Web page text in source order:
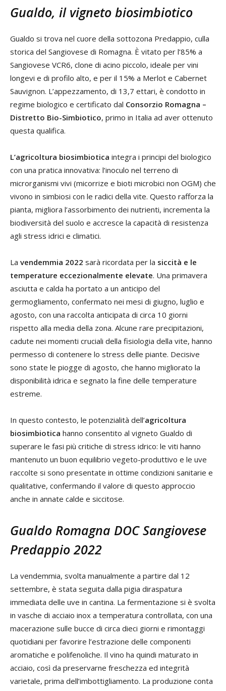
Gualdo, il vigneto biosimbiotico
Gualdo si trova nel cuore della sottozona Predappio, culla
storica del Sangiovese di Romagna. È vitato per l’85% a
Sangiovese VCR6, clone di acino piccolo, ideale per vini
longevi e di profilo alto, e per il 15% a Merlot e Cabernet
Sauvignon. L’appezzamento, di 13,7 ettari, è condotto in
regime biologico e certificato dal Consorzio Romagna –
Distretto Bio-Simbiotico, primo in Italia ad aver ottenuto
questa qualifica.
L’agricoltura biosimbiotica integra i principi del biologico
con una pratica innovativa: l’inoculo nel terreno di
microrganismi vivi (micorrize e bioti microbici non OGM) che
vivono in simbiosi con le radici della vite. Questo rafforza la
pianta, migliora l’assorbimento dei nutrienti, incrementa la
biodiversità del suolo e accresce la capacità di resistenza
agli stress idrici e climatici.
La vendemmia 2022 sarà ricordata per la siccità e le
temperature eccezionalmente elevate. Una primavera
asciutta e calda ha portato a un anticipo del
germogliamento, confermato nei mesi di giugno, luglio e
agosto, con una raccolta anticipata di circa 10 giorni
rispetto alla media della zona. Alcune rare precipitazioni,
cadute nei momenti cruciali della fisiologia della vite, hanno
permesso di contenere lo stress delle piante. Decisive
sono state le piogge di agosto, che hanno migliorato la
disponibilità idrica e segnato la fine delle temperature
estreme.
In questo contesto, le potenzialità dell’agricoltura
biosimbiotica hanno consentito al vigneto Gualdo di
superare le fasi più critiche di stress idrico: le viti hanno
mantenuto un buon equilibrio vegeto-produttivo e le uve
raccolte si sono presentate in ottime condizioni sanitarie e
qualitative, confermando il valore di questo approccio
anche in annate calde e siccitose.
Gualdo Romagna DOC Sangiovese
Predappio 2022
La vendemmia, svolta manualmente a partire dal 12
settembre, è stata seguita dalla pigia diraspatura
immediata delle uve in cantina. La fermentazione si è svolta
in vasche di acciaio inox a temperatura controllata, con una
macerazione sulle bucce di circa dieci giorni e rimontaggi
quotidiani per favorire l’estrazione delle componenti
aromatiche e polifenoliche. Il vino ha quindi maturato in
acciaio, così da preservarne freschezza ed integrità
varietale, prima dell’imbottigliamento. La produzione conta